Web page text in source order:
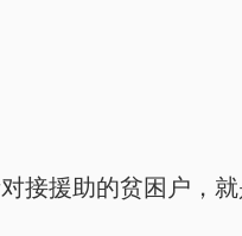
接援助的贫困户，